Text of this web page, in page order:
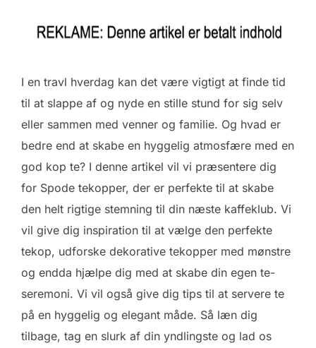
I en travl hverdag kan det være vigtigt at finde tid
til at slappe af og nyde en stille stund for sig selv
eller sammen med venner og familie. Og hvad er
bedre end at skabe en hyggelig atmosfære med en
god kop te? I denne artikel vil vi præsentere dig
for Spode tekopper, der er perfekte til at skabe
den helt rigtige stemning til din næste kaffeklub. Vi
vil give dig inspiration til at vælge den perfekte
tekop, udforske dekorative tekopper med mønstre
og endda hjælpe dig med at skabe din egen te-
seremoni. Vi vil også give dig tips til at servere te
på en hyggelig og elegant måde. Så læn dig
tilbage, tag en slurk af din yndlingste og lad os